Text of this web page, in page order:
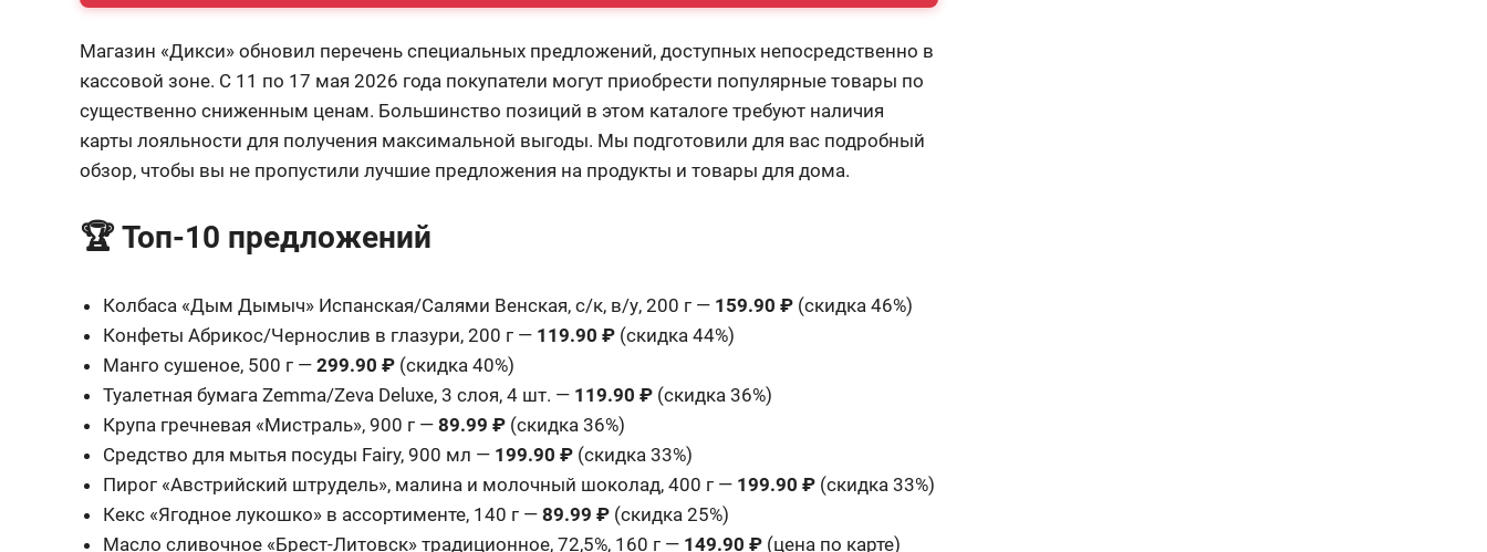
Магазин «Дикси» обновил перечень специальных предложений, доступных непосредственно в
кассовой зоне. С 11 по 17 мая 2026 года покупатели могут приобрести популярные товары по
существенно сниженным ценам. Большинство позиций в этом каталоге требуют наличия
карты лояльности для получения максимальной выгоды. Мы подготовили для вас подробный
обзор, чтобы вы не пропустили лучшие предложения на продукты и товары для дома.
🏆 Топ-10 предложений
Колбаса «Дым Дымыч» Испанская/Салями Венская, с/к, в/у, 200 г — 159.90 ₽ (скидка 46%)
Конфеты Абрикос/Чернослив в глазури, 200 г — 119.90 ₽ (скидка 44%)
Манго сушеное, 500 г —299.90 ₽ (скидка 40%)
Туалетная бумага Zemma/Zeva Deluxe, 3 слоя, 4 шт. — 119.90 ₽ (скидка 36%)
Крупа гречневая «Мистраль», 900 г —89.99 ₽ (скидка 36%)
Средство для мытья посуды Fairy, 900 мл — 199.90 ₽ (скидка 33%)
Пирог «Австрийский штрудель», малина и молочный шоколад, 400 г — 199.90 ₽ (скидка 33%)
Кекс «Ягодное лукошко» в ассортименте, 140 г —89.99 ₽ (скидка 25%)
Масло сливочное «Брест-Литовск» традиционное, 72,5%, 160 г — 149.90 ₽ (цена по карте)